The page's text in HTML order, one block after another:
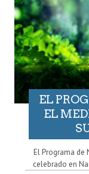
EL
EL
El Programa de
celebrado en